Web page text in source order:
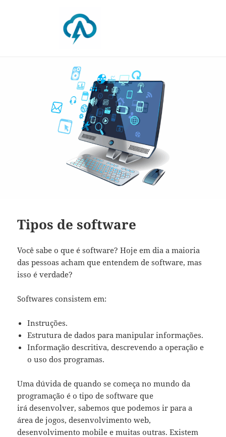
Blog da Absam
Tipos de software
Você sabe o que é software? Hoje em dia a maioria
das pessoas acham que entendem de software, mas
isso é verdade?
Softwares consistem em:
Instruções.
Estrutura de dados para manipular informações.
Informação descritiva, descrevendo a operação e
o uso dos programas.
Uma dúvida de quando se começa no mundo da
programação é o tipo de software que
irá desenvolver, sabemos que podemos ir para a
área de jogos, desenvolvimento web,
desenvolvimento mobile e muitas outras. Existem